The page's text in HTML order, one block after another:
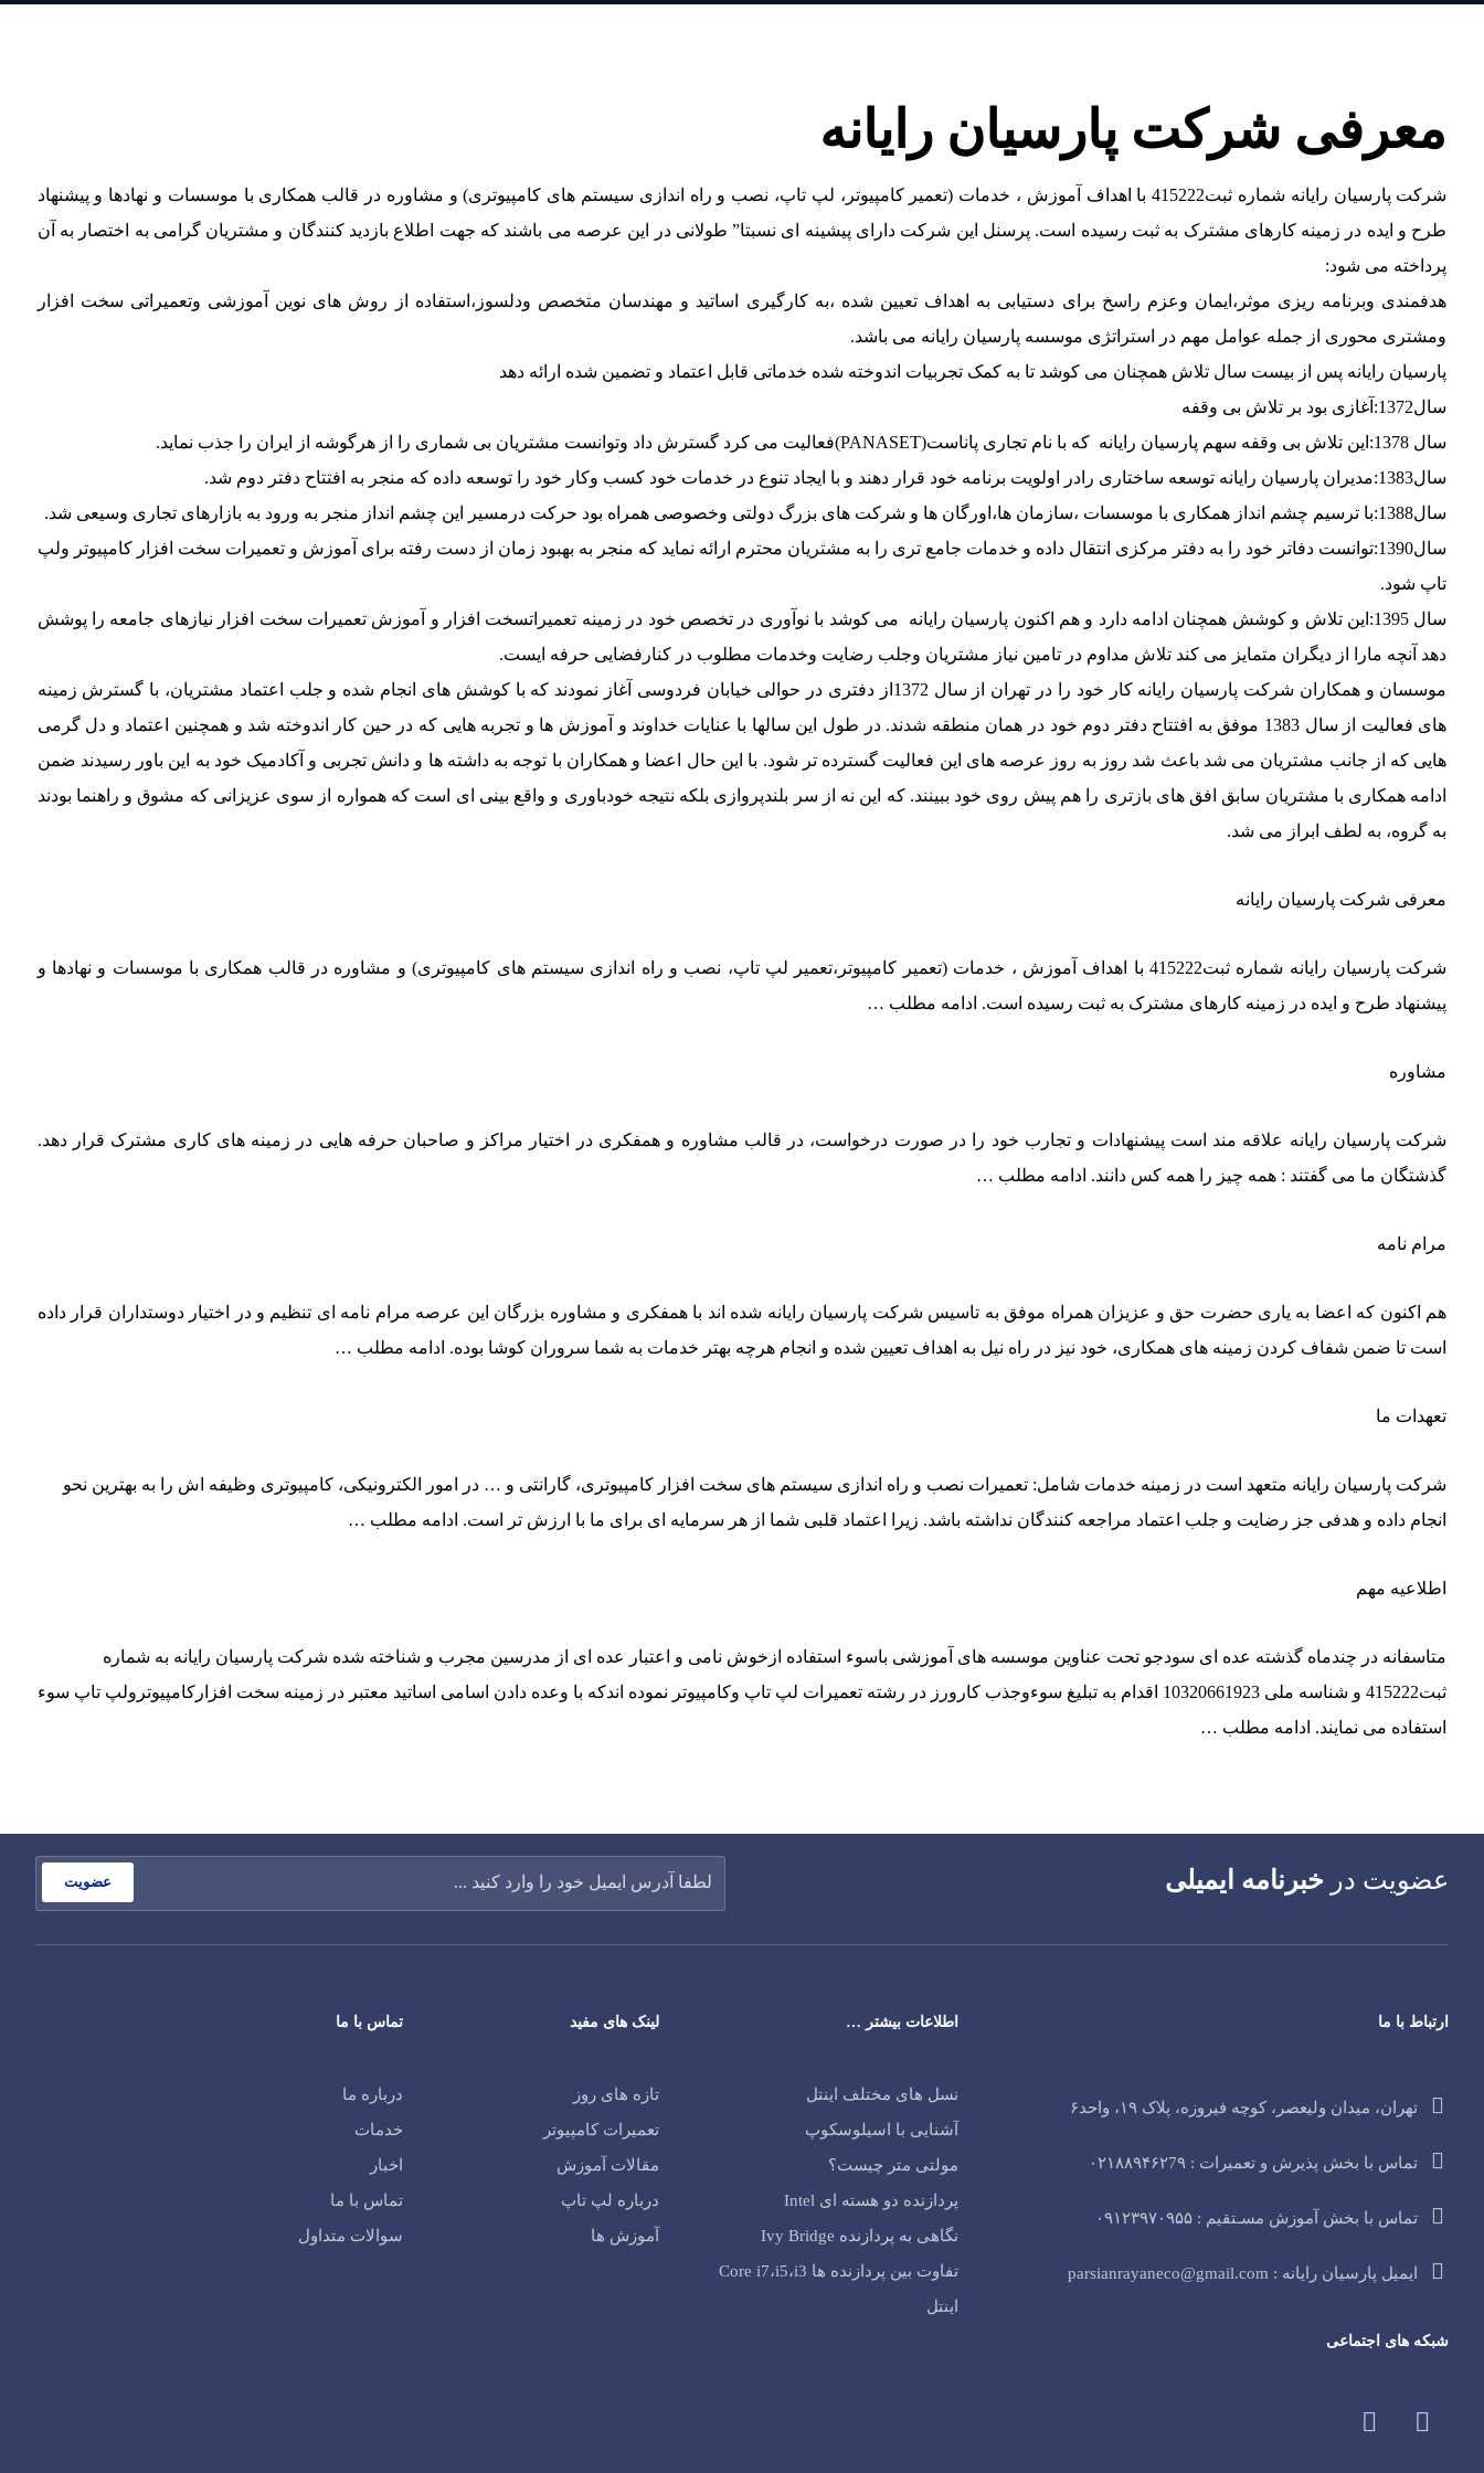
معرفی شرکت پارسیان رایانه
شرکت پارسیان رایانه شماره ثبت415222 با اهداف آموزش ، خدمات (تعمیر کامپیوتر، لپ تاپ، نصب و راه اندازی سیستم های کامپیوتری) و مشاوره در قالب همکاری با موسسات و نهادها و پیشنهاد
طرح و ایده در زمینه کارهای مشترک به ثبت رسیده است. پرسنل این شرکت دارای پیشینه ای نسبتا” طولانی در این عرصه می باشند که جهت اطلاع بازدید کنندگان و مشتریان گرامی به اختصار به آن
پرداخته می شود:
هدفمندی وبرنامه ریزی موثر،ایمان وعزم راسخ برای دستیابی به اهداف تعیین شده ،به کارگیری اساتید و مهندسان متخصص ودلسوز،استفاده از روش های نوین آموزشی وتعمیراتی سخت افزار
ومشتری محوری از جمله عوامل مهم در استراتژی موسسه پارسیان رایانه می باشد.
پارسیان رایانه پس از بیست سال تلاش همچنان می کوشد تا به کمک تجربیات اندوخته شده خدماتی قابل اعتماد و تضمین شده ارائه دهد
سال1372:آغازی بود بر تلاش بی وقفه
سال 1378:این تلاش بی وقفه سهم پارسیان رایانه که با نام تجاری پاناست(PANASET)فعالیت می کرد گسترش داد وتوانست مشتریان بی شماری را از هرگوشه از ایران را جذب نماید.
سال1383:مدیران پارسیان رایانه توسعه ساختاری رادر اولویت برنامه خود قرار دهند و با ایجاد تنوع در خدمات خود کسب وکار خود را توسعه داده که منجر به افتتاح دفتر دوم شد.
سال1388:با ترسیم چشم انداز همکاری با موسسات ،سازمان ها،اورگان ها و شرکت های بزرگ دولتی وخصوصی همراه بود حرکت درمسیر این چشم انداز منجر به ورود به بازارهای تجاری وسیعی شد.
سال1390:توانست دفاتر خود را به دفتر مرکزی انتقال داده و خدمات جامع تری را به مشتریان محترم ارائه نماید که منجر به بهبود زمان از دست رفته برای آموزش و تعمیرات سخت افزار کامپیوتر ولپ
تاپ شود.
سال 1395:این تلاش و کوشش همچنان ادامه دارد و هم اکنون پارسیان رایانه می کوشد با نوآوری در تخصص خود در زمینه تعمیراتسخت افزار و آموزش تعمیرات سخت افزار نیازهای جامعه را پوشش
دهد آنچه مارا از دیگران متمایز می کند تلاش مداوم در تامین نیاز مشتریان وجلب رضایت وخدمات مطلوب در کنارفضایی حرفه ایست.
موسسان و همکاران شرکت پارسیان رایانه کار خود را در تهران از سال 1372از دفتری در حوالی خیابان فردوسی آغاز نمودند که با کوشش های انجام شده و جلب اعتماد مشتریان، با گسترش زمینه
های فعالیت از سال 1383 موفق به افتتاح دفتر دوم خود در همان منطقه شدند. در طول این سالها با عنایات خداوند و آموزش ها و تجربه هایی که در حین کار اندوخته شد و همچنین اعتماد و دل گرمی
هایی که از جانب مشتریان می شد باعث شد روز به روز عرصه های این فعالیت گسترده تر شود. با این حال اعضا و همکاران با توجه به داشته ها و دانش تجربی و آکادمیک خود به این باور رسیدند ضمن
ادامه همکاری با مشتریان سابق افق های بازتری را هم پیش روی خود ببینند. که این نه از سر بلندپروازی بلکه نتیجه خودباوری و واقع بینی ای است که همواره از سوی عزیزانی که مشوق و راهنما بودند
به گروه، به لطف ابراز می شد.
معرفی شرکت پارسیان رایانه
شرکت پارسیان رایانه شماره ثبت415222 با اهداف آموزش ، خدمات (تعمیر کامپیوتر،تعمیر لپ تاپ، نصب و راه اندازی سیستم های کامپیوتری) و مشاوره در قالب همکاری با موسسات و نهادها و
پیشنهاد طرح و ایده در زمینه کارهای مشترک به ثبت رسیده است. ادامه مطلب …
مشاوره
شرکت پارسیان رایانه علاقه مند است پیشنهادات و تجارب خود را در صورت درخواست، در قالب مشاوره و همفکری در اختیار مراکز و صاحبان حرفه هایی در زمینه های کاری مشترک قرار دهد.
گذشتگان ما می گفتند : همه چیز را همه کس دانند. ادامه مطلب …
مرام نامه
هم اکنون که اعضا به یاری حضرت حق و عزیزان همراه موفق به تاسیس شرکت پارسیان رایانه شده اند با همفکری و مشاوره بزرگان این عرصه مرام نامه ای تنظیم و در اختیار دوستداران قرار داده
است تا ضمن شفاف کردن زمینه های همکاری، خود نیز در راه نیل به اهداف تعیین شده و انجام هرچه بهتر خدمات به شما سروران کوشا بوده. ادامه مطلب …
تعهدات ما
شرکت پارسیان رایانه متعهد است در زمینه خدمات شامل: تعمیرات نصب و راه اندازی سیستم های سخت افزار کامپیوتری، گارانتی و … در امور الکترونیکی، کامپیوتری وظیفه اش را به بهترین نحو
انجام داده و هدفی جز رضایت و جلب اعتماد مراجعه کنندگان نداشته باشد. زیرا اعتماد قلبی شما از هر سرمایه ای برای ما با ارزش تر است. ادامه مطلب …
اطلاعیه مهم
متاسفانه در چندماه گذشته عده ای سودجو تحت عناوین موسسه های آموزشی باسوء استفاده ازخوش نامی و اعتبار عده ای از مدرسین مجرب و شناخته شده شرکت پارسیان رایانه به شماره
ثبت415222 و شناسه ملی 10320661923 اقدام به تبلیغ سوءوجذب کارورز در رشته تعمیرات لپ تاپ وکامپیوتر نموده اندکه با وعده دادن اسامی اساتید معتبر در زمینه سخت افزارکامپیوترولپ تاپ سوء
استفاده می نمایند. ادامه مطلب …
عضویت در خبرنامه ایمیلی عضویت
ارتباط با ما
تهران، میدان ولیعصر، کوچه فیروزه، پلاک ۱۹، واحد۶
تماس با بخش پذیرش و تعمیرات : ۰۲۱۸۸۹۴۶۲7۹
تماس با بخش آموزش مسـتقیم : ۰۹۱۲۳۹۷۰۹۵۵
ایمیل پارسیان رایانه : parsianrayaneco@gmail.com
شبکه های اجتماعی
اطلاعات بیشتر …
نسل های مختلف اینتل
آشنایی با اسیلوسکوپ
مولتی متر چیست؟
پردازنده دو هسته ای Intel
نگاهی به پردازنده Ivy Bridge
تفاوت بین پردازنده ها Core i7،i5،i3
اینتل
لینک های مفید
تازه های روز
تعمیرات کامپیوتر
مقالات آموزش
درباره لپ تاپ
آموزش ها
تماس با ما
درباره ما
خدمات
اخبار
تماس با ما
سوالات متداول